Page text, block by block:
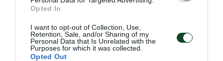
Opted In
I want to opt-out of Collection, Use,
Retention, Sale, and/or Sharing of my
Personal Data that Is Unrelated with the
Purposes for which it was collected.
Opted Out
ΤΕΛΕΥΤΑΙΑ ΝΕΑ